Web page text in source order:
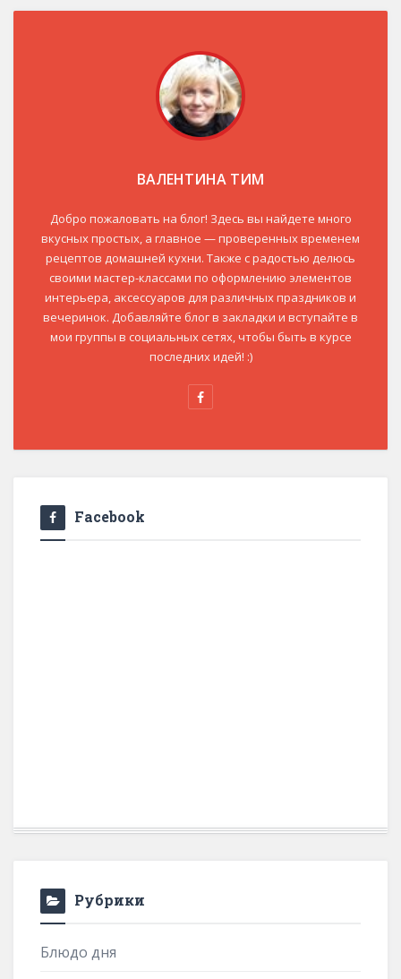
ВАЛЕНТИНА ТИМ
Добро пожаловать на блог! Здесь вы найдете много
вкусных простых, а главное — проверенных временем
рецептов домашней кухни. Также с радостью делюсь
своими мастер-классами по оформлению элементов
интерьера, аксессуаров для различных праздников и
вечеринок. Добавляйте блог в закладки и вступайте в
мои группы в социальных сетях, чтобы быть в курсе
последних идей! :)
Facebook
Рубрики
Блюдо дня